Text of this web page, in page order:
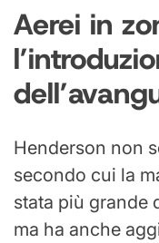
Aerei in
Henderson non
secondo cui la
stata più grande
ma ha anche